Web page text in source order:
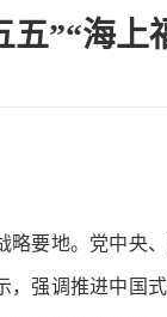
五”“海
要地。党中央、
，强调推进中国